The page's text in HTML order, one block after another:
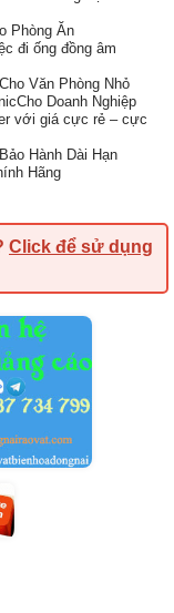
Phòng Ăn
đi ống đồng âm
Văn Phòng Nhỏ
Doanh Nghiệp
với giá cực rẻ – cực
Hành Dài Hạn
Hãng
Click để sử dụng